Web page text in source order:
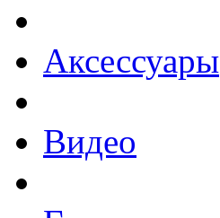
Аксессуары
Видео